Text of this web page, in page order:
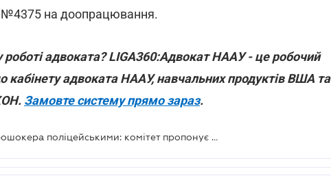
№4375 на доопрацювання.
адвоката? LIGA360:Адвокат НААУ - це робочий
кабінету адвоката НААУ, навчальних продуктів ВША та
Замовте систему прямо зараз.
Використання електрошокера поліцейськими: комітет пропонує доопрацювати законопроект